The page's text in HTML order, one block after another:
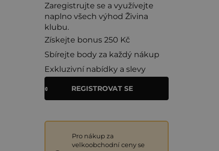
Zaregistrujte se a využívejte
naplno všech výhod Živina
klubu.
Získejte bonus 250 Kč
Sbírejte body za každý nákup
Exkluzivní nabídky a slevy
REGISTROVAT SE
Pro nákup za
velkoobchodní ceny se